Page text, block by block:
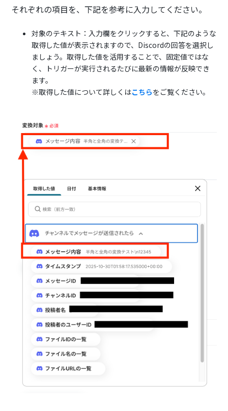
それぞれの項目を、下記を参考に入力してください。
対象のテキスト：入力欄をクリックすると、下記のような
取得した値が表示されますので、Discordの回答を選択し
ましょう。取得した値を活用することで、固定値ではな
く、トリガーが実行されるたびに最新の情報が反映でき
ます。
※取得した値について詳しくはこちらをご覧ください。